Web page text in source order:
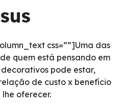
css=””]Uma das
quem está pensando em
pode estar,
de custo x benefício
lhe oferecer.